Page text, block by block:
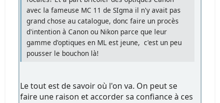
avec la fameuse MC 11 de SIgma il n'y avait pas
grand chose au catalogue, donc faire un procès
d'intention à Canon ou Nikon parce que leur
gamme d'optiques en ML est jeune, c'est un peu
pousser le bouchon là!
Le tout est de savoir où l'on va. On peut se
faire une raison et accorder sa confiance à ces